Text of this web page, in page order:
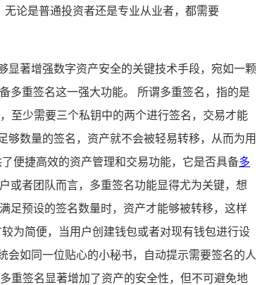
论是普通投资者还是专业从业者，都需要
显著增强数字资产安全的关键技术手段，宛如一颗
多重签名这一强大功能。 所谓多重签名，指的是
至少需要三个私钥中的两个进行签名，交易才能
数量的签名，资产就不会被轻易转移，从而为用
便捷高效的资产管理和交易功能，它是否具备多
或者团队而言，多重签名功能显得尤为关键，想
足预设的签名数量时，资产才能够被转移，这样
为简便，当用户创建钱包或者对现有钱包进行设
如同一位贴心的小秘书，自动提示需要签名的人
重签名显著增加了资产的安全性，但不可避免地